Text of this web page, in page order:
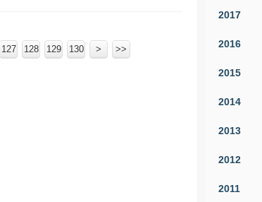
127 128 129 130 140
150
160
170
180
190
200
> >>
2017
2016
2015
2014
2013
2012
2011